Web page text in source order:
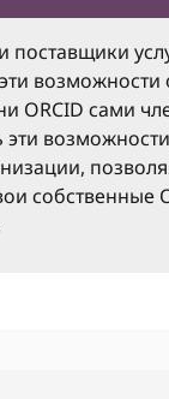
возможности
ORCID сами
эти
собственные